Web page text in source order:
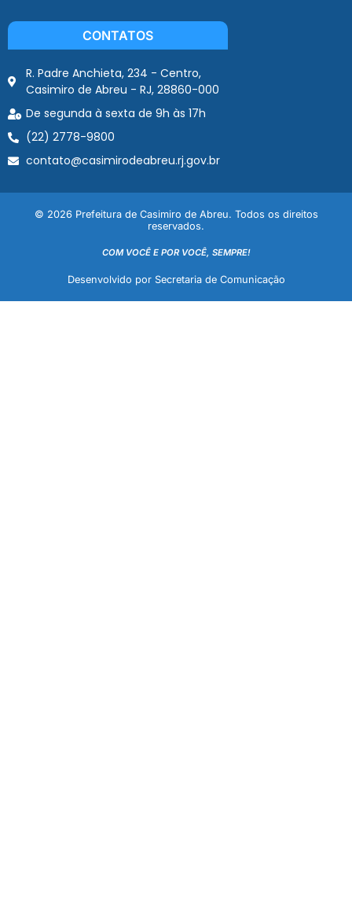
CONTATOS
R. Padre Anchieta, 234 - Centro,
Casimiro de Abreu - RJ, 28860-000
De segunda à sexta de 9h às 17h
(22) 2778-9800
contato@casimirodeabreu.rj.gov.br
© 2026 Prefeitura de Casimiro de Abreu. Todos os direitos
reservados.
COM VOCÊ E POR VOCÊ, SEMPRE!
Desenvolvido por Secretaria de Comunicação